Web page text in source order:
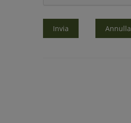
Invia Annulla